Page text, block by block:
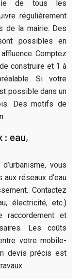
de tous les
régulièrement
de la mairie. Des
possibles en
Comptez
construire et 1 à
Si votre
possible dans un
Des motifs de
: eau,
vous
réseaux d’eau
Contactez
électricité, etc.)
raccordement et
Les coûts
votre mobile-
devis précis est